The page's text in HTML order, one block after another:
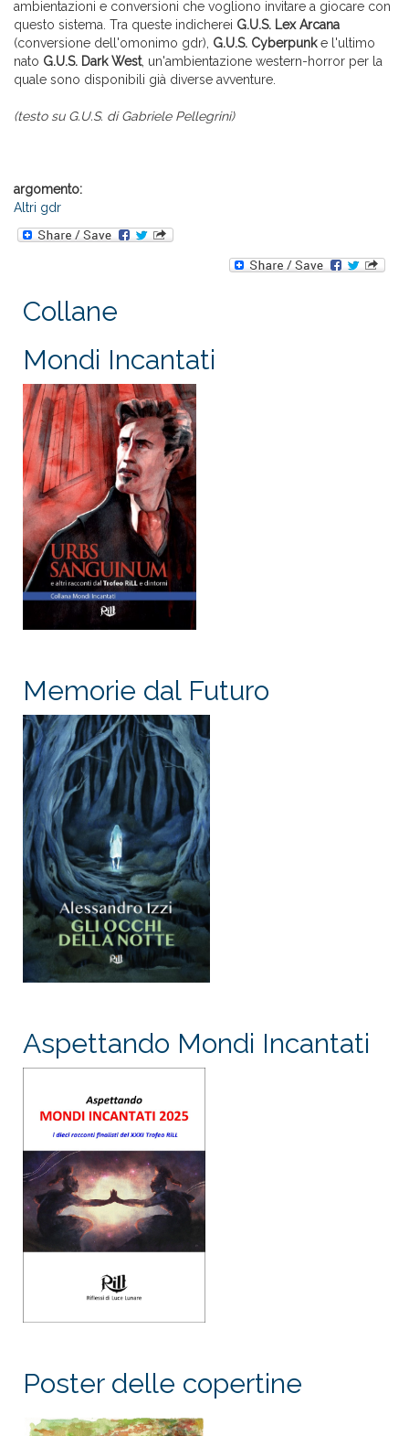
ambientazioni e conversioni che vogliono invitare a giocare con
questo sistema. Tra queste indicherei G.U.S. Lex Arcana
(conversione dell'omonimo gdr), G.U.S. Cyberpunke l'ultimo
nato G.U.S. Dark West, un'ambientazione western-horror per la
quale sono disponibili già diverse avventure.
(testo su G.U.S. di Gabriele Pellegrini)
argomento:
Altri gdr
Collane
Mondi Incantati
Memorie dal Futuro
Aspettando Mondi Incantati
Poster delle copertine